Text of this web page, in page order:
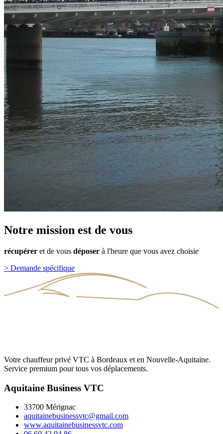
Notre mission est de vous
récupérer et de vous déposer à l'heure que vous avez choisie
> Demande spécifique
Votre chauffeur privé VTC à Bordeaux et en Nouvelle-Aquitaine.
Service premium pour tous vos déplacements.
Aquitaine Business VTC
33700 Mérignac
aquitainebusinessvtc@gmail.com
www.aquitainebusinessvtc.com